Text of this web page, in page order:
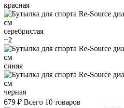
красная
серебристая
+2
синяя
черная
679 ₽ Всего 10 товаров